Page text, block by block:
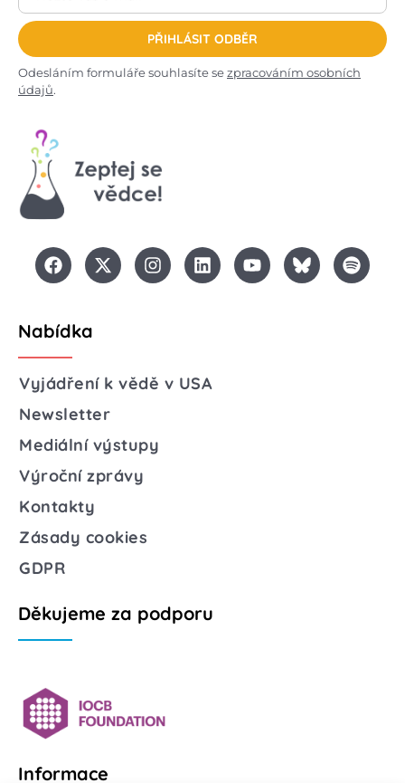
PŘIHLÁSIT ODBĚR
Odesláním formuláře souhlasíte sezpracováním osobních
údajů.
Nabídka
Vyjádření k vědě v USA
Newsletter
Mediální výstupy
Výroční zprávy
Kontakty
Zásady cookies
GDPR
Děkujeme za podporu
Informace